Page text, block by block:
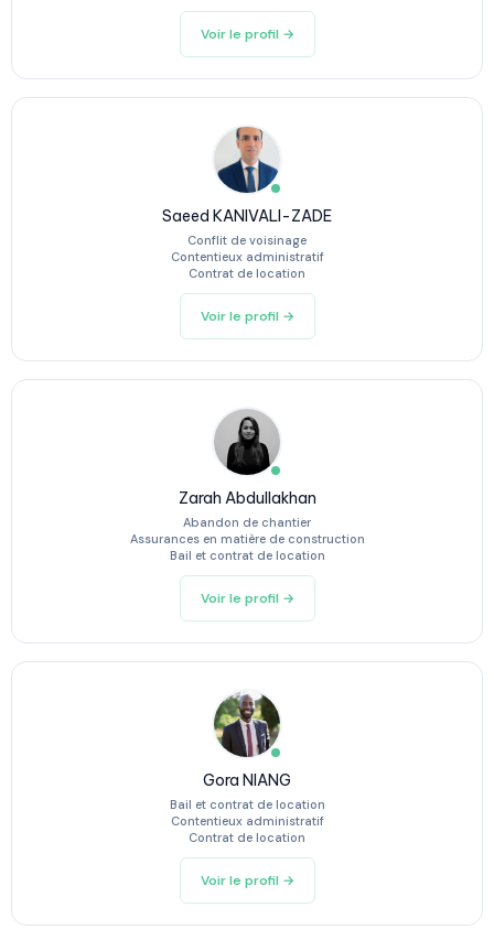
Voir le profil →
Saeed KANIVALI-ZADE
Conflit de voisinage
Contentieux administratif
Contrat de location
Voir le profil →
Zarah Abdullakhan
Abandon de chantier
Assurances en matière de construction
Bail et contrat de location
Voir le profil →
Gora NIANG
Bail et contrat de location
Contentieux administratif
Contrat de location
Voir le profil →